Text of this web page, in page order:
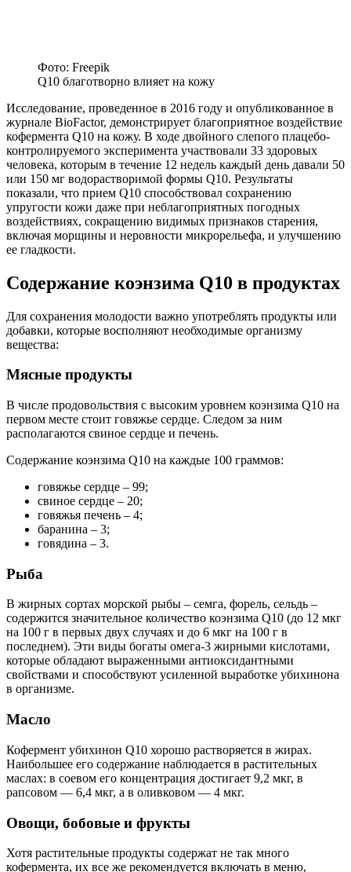
Фото: Freepik
Q10 благотворно влияет на кожу
Исследование, проведенное в 2016 году и опубликованное в
журнале BioFactor, демонстрирует благоприятное воздействие
кофермента Q10 на кожу. В ходе двойного слепого плацебо-
контролируемого эксперимента участвовали 33 здоровых
человека, которым в течение 12 недель каждый день давали 50
или 150 мг водорастворимой формы Q10. Результаты
показали, что прием Q10 способствовал сохранению
упругости кожи даже при неблагоприятных погодных
воздействиях, сокращению видимых признаков старения,
включая морщины и неровности микрорельефа, и улучшению
ее гладкости.
Содержание коэнзима Q10 в продуктах
Для сохранения молодости важно употреблять продукты или
добавки, которые восполняют необходимые организму
вещества:
Мясные продукты
В числе продовольствия с высоким уровнем коэнзима Q10 на
первом месте стоит говяжье сердце. Следом за ним
располагаются свиное сердце и печень.
Содержание коэнзима Q10 на каждые 100 граммов:
говяжье сердце – 99;
свиное сердце – 20;
говяжья печень – 4;
баранина – 3;
говядина – 3.
Рыба
В жирных сортах морской рыбы – семга, форель, сельдь –
содержится значительное количество коэнзима Q10 (до 12 мкг
на 100 г в первых двух случаях и до 6 мкг на 100 г в
последнем). Эти виды богаты омега-3 жирными кислотами,
которые обладают выраженными антиоксидантными
свойствами и способствуют усиленной выработке убихинона
в организме.
Масло
Кофермент убихинон Q10 хорошо растворяется в жирах.
Наибольшее его содержание наблюдается в растительных
маслах: в соевом его концентрация достигает 9,2 мкг, в
рапсовом — 6,4 мкг, а в оливковом — 4 мкг.
Овощи, бобовые и фрукты
Хотя растительные продукты содержат не так много
кофермента, их все же рекомендуется включать в меню,